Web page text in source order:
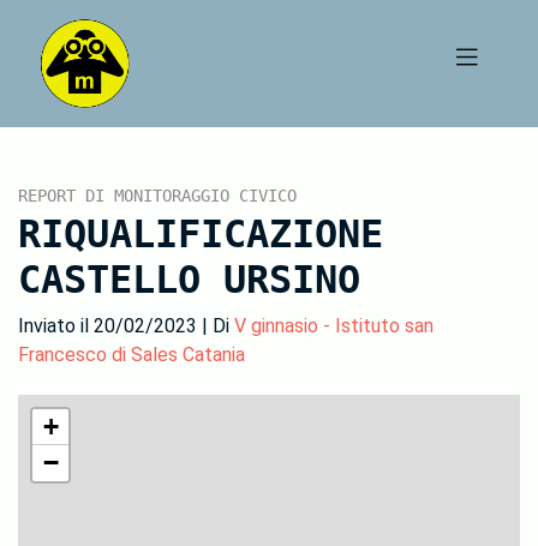
REPORT DI MONITORAGGIO CIVICO
RIQUALIFICAZIONE
CASTELLO URSINO
Inviato il 20/02/2023 | Di V ginnasio - Istituto san
Francesco di Sales Catania
+
−